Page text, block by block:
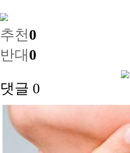
추천0
반대0
댓글 0